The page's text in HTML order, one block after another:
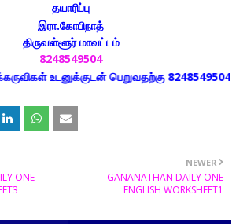
தயாரிப்பு
இரா.கோபிநாத்
திருவள்ளூர் மாவட்டம்
8248549504
உடனுக்குடன் பெறுவதற்கு 8248549504
NEWER
GANANATHAN DAILY ONE
ENGLISH WORKSHEET1
ONE